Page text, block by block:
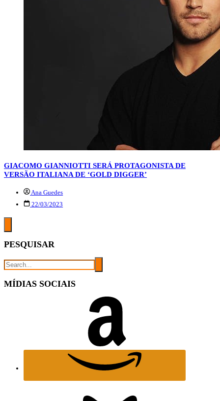
GIACOMO GIANNIOTTI SERÁ PROTAGONISTA DE
VERSÃO ITALIANA DE ‘GOLD DIGGER’
Ana Guedes
22/03/2023
PESQUISAR
MÍDIAS SOCIAIS